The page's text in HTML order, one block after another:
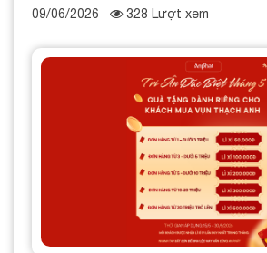
09/06/2026 328 Lượt xem